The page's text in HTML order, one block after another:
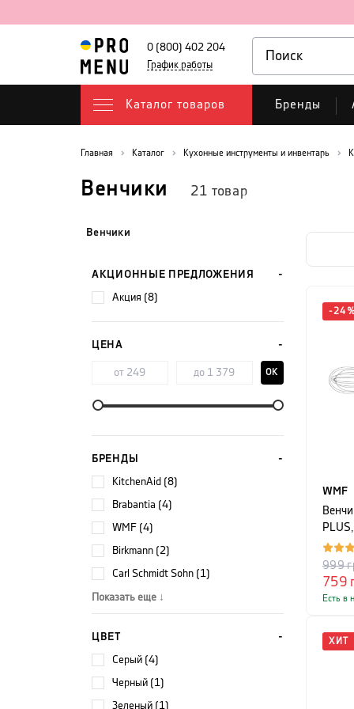
0 (800) 402 204
График работы
Каталог товаров Бренды
Главная Каталог Кухонные инструменты и инвентарь
Венчики 21 товар
Венчики
АКЦИОННЫЕ ПРЕДЛОЖЕНИЯ
акция (8)
ЦЕНА
OK
БРЕНДЫ
KitchenAid (8)
Brabantia (4)
WMF (4)
Birkmann (2)
Carl Schmidt Sohn (1)
Показать еще ↓
ЦВЕТ
серый (4)
черный (1)
зеленый (1)
-24
WMF
759
999
Есть в
ХИТ